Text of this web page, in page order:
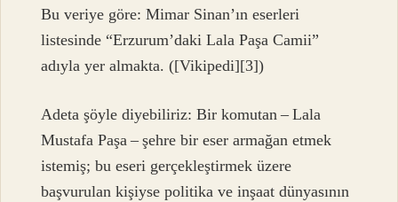
Bu veriye göre: Mimar Sinan’ın eserleri
listesinde “Erzurum’daki Lala Paşa Camii”
adıyla yer almakta. ([Vikipedi][3])
Adeta şöyle diyebiliriz: Bir komutan – Lala
Mustafa Paşa – şehre bir eser armağan etmek
istemiş; bu eseri gerçekleştirmek üzere
başvurulan kişiyse politika ve inşaat dünyasının